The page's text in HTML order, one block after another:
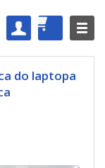
do laptopa